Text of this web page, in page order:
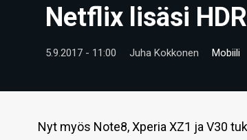
Netflix lisäsi
5.9.2017 - 11:00 Juha Kokkonen Mobiili
Nyt myös Note8, Xperia XZ1 ja V30